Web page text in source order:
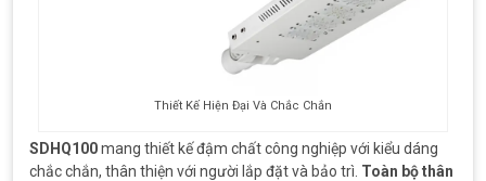
Thiết Kế Hiện Đại Và Chắc Chắn
SDHQ100mang thiết kế đậm chất công nghiệp với kiểu dáng
chắc chắn, thân thiện với người lắp đặt và bảo trì. Toàn bộ thân